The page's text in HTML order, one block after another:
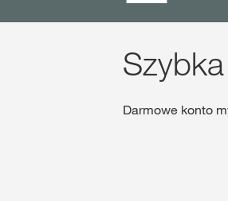
Darmowe konto